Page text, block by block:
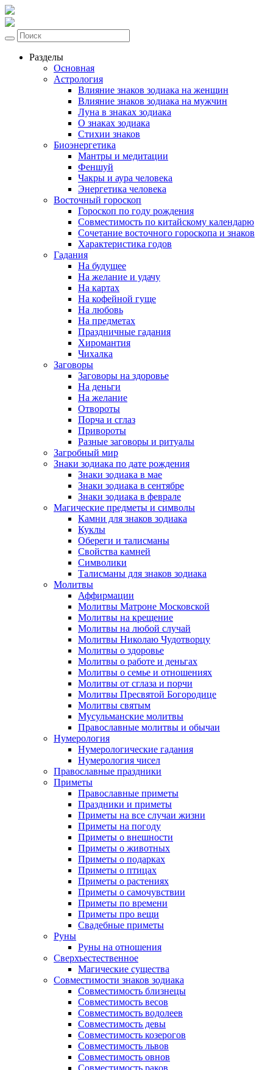
Разделы
Основная
Астрология
Влияние знаков зодиака на женщин
Влияние знаков зодиака на мужчин
Луна в знаках зодиака
О знаках зодиака
Стихии знаков
Биоэнергетика
Мантры и медитации
Феншуй
Чакры и аура человека
Энергетика человека
Восточный гороскоп
Гороскоп по году рождения
Совместимость по китайскому календарю
Сочетание восточного гороскопа и знаков
Характеристика годов
Гадания
На будущее
На желание и удачу
На картах
На кофейной гуще
На любовь
На предметах
Праздничные гадания
Хиромантия
Чихалка
Заговоры
Заговоры на здоровье
На деньги
На желание
Отвороты
Порча и сглаз
Привороты
Разные заговоры и ритуалы
Загробный мир
Знаки зодиака по дате рождения
Знаки зодиака в мае
Знаки зодиака в сентябре
Знаки зодиака в феврале
Магические предметы и символы
Камни для знаков зодиака
Куклы
Обереги и талисманы
Свойства камней
Символики
Талисманы для знаков зодиака
Молитвы
Аффирмации
Молитвы Матроне Московской
Молитвы на крещение
Молитвы на любой случай
Молитвы Николаю Чудотворцу
Молитвы о здоровье
Молитвы о работе и деньгах
Молитвы о семье и отношениях
Молитвы от сглаза и порчи
Молитвы Пресвятой Богородице
Молитвы святым
Мусульманские молитвы
Православные молитвы и обычаи
Нумерология
Нумерологические гадания
Нумерология чисел
Православные праздники
Приметы
Православные приметы
Праздники и приметы
Приметы на все случаи жизни
Приметы на погоду
Приметы о внешности
Приметы о животных
Приметы о подарках
Приметы о птицах
Приметы о растениях
Приметы о самочувствии
Приметы по времени
Приметы про вещи
Свадебные приметы
Руны
Руны на отношения
Сверхъестественное
Магические существа
Совместимости знаков зодиака
Совместимость близнецы
Совместимость весов
Совместимость водолеев
Совместимость девы
Совместимость козерогов
Совместимость львов
Совместимость овнов
Совместимость раков